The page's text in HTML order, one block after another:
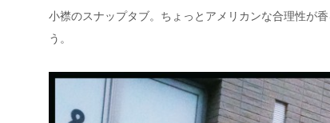
小襟のスナップタブ。ちょっとアメリカンな合理性が
う。